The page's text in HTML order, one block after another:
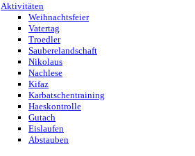
Aktivitäten
Weihnachtsfeier
Vatertag
Troedler
Sauberelandschaft
Nikolaus
Nachlese
Kifaz
Karbatschentraining
Haeskontrolle
Gutach
Eislaufen
Abstauben